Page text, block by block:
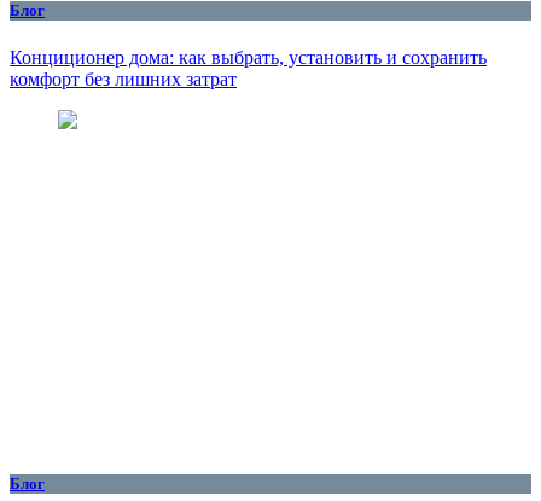
Блог
Конциционер дома: как выбрать, установить и сохранить
комфорт без лишних затрат
Блог